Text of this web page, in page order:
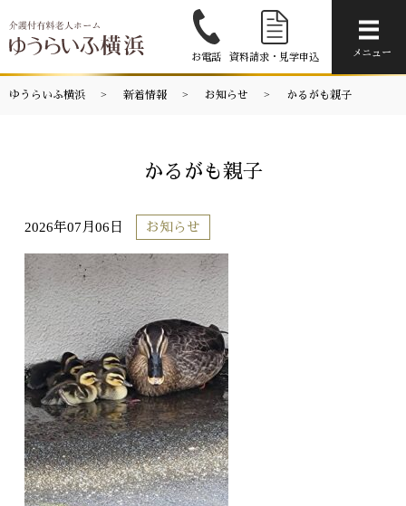
メニュー
お電話 資料請求・見学申込
ゆうらいふ横浜 新着情報 お知らせ かるがも親子
かるがも親子
2026年07月06日 お知らせ